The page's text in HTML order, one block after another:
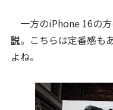
一方のiPhone 16の方
説。こちらは定番感も
よね。